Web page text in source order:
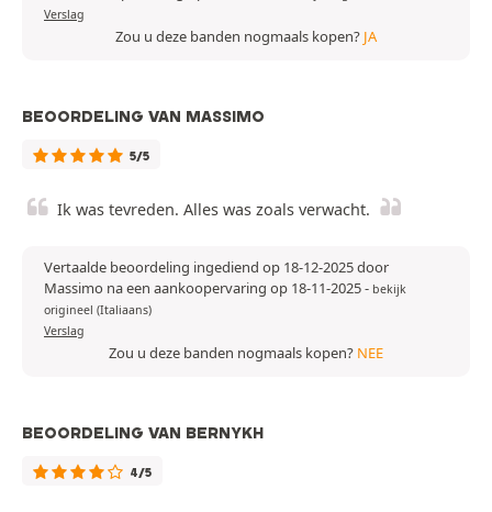
Verslag
Zou u deze banden nogmaals kopen? JA
BEOORDELING VAN MASSIMO
5/5
Ik was tevreden. Alles was zoals verwacht.
Vertaalde beoordeling ingediend op 18-12-2025 door
Massimo na een aankoopervaring op 18-11-2025- bekijk
origineel (Italiaans)
Verslag
Zou u deze banden nogmaals kopen? NEE
BEOORDELING VAN BERNYKH
4/5